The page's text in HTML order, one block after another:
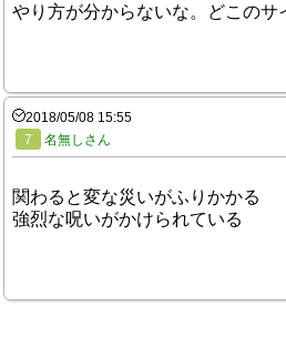
やり方が分からないな。どこのサ
2018/05/08 15:55
7
名無しさん
関わると変な災いがふりかかる
強烈な呪いがかけられている